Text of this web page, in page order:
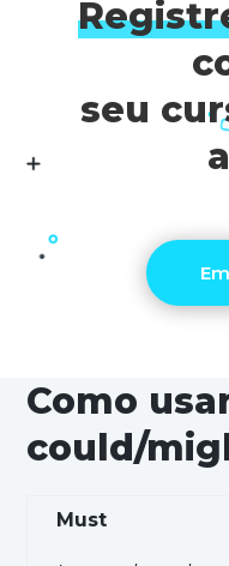
seu
Como
could/
Must